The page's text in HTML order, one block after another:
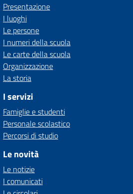
Presentazione
I luoghi
Le persone
I numeri della scuola
Le carte della scuola
Organizzazione
La storia
I servizi
Famiglie e studenti
Personale scolastico
Percorsi di studio
Le novità
Le notizie
I comunicati